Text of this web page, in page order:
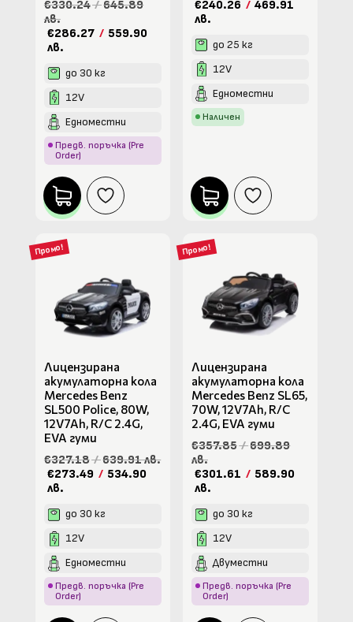
€330.24/645.89
лв.
€286.27 / 559.90
лв.
до 30 кг
12V
Едноместни
Предв. поръчка (Pre
Order)
€240.26 / 469.91
лв.
до 25 кг
12V
Едноместни
Наличен
Промо!
Лицензирана
акумулаторна кола
Mercedes Benz
SL500 Police, 80W,
12V7Ah, R/C 2.4G,
EVA гуми
€327.18/639.91 лв.
€273.49 / 534.90
лв.
до 30 кг
12V
Едноместни
Предв. поръчка (Pre
Order)
Промо!
Лицензирана
акумулаторна кола
Mercedes Benz SL65,
70W, 12V7Ah, R/C
2.4G, EVA гуми
€357.85/699.89
лв.
€301.61 / 589.90
лв.
до 30 кг
12V
Двуместни
Предв. поръчка (Pre
Order)